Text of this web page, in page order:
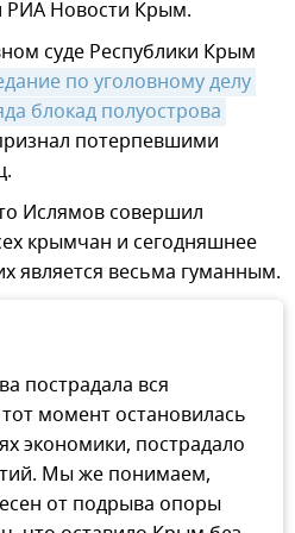
РИА Новости Крым.
суде Республики Крым
по уголовному делу
блокад полуострова
потерпевшими
Ислямов совершил
крымчан и сегодняшнее
является весьма гуманным.
пострадала вся
момент остановилась
экономики, пострадало
Мы же понимаем,
от подрыва опоры